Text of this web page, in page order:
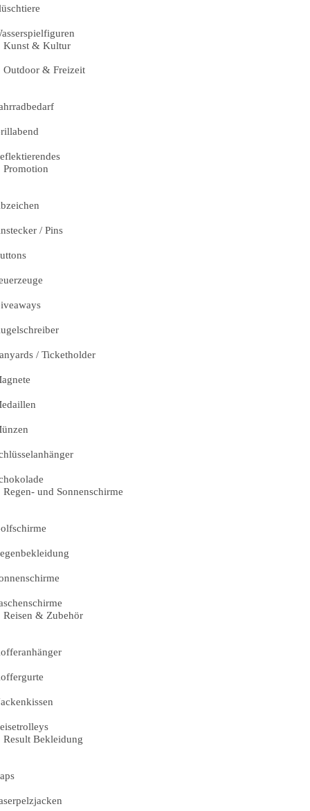
Kunst & Kultur
Outdoor & Freizeit
Promotion
/ Pins
/ Ticketholder
Regen- und Sonnenschirme
Reisen & Zubehör
Result Bekleidung